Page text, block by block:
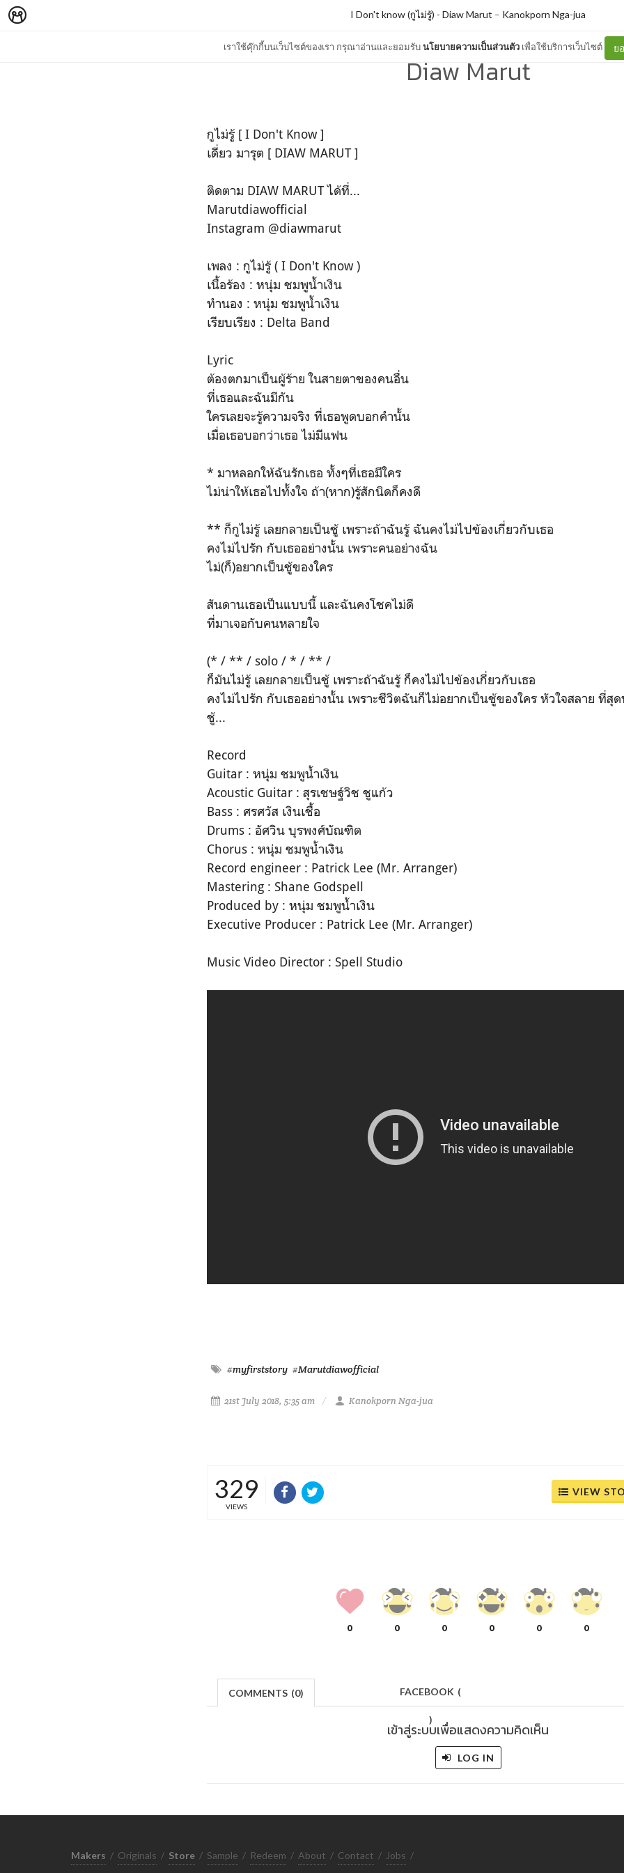
เราใช้คุ๊กกี้บนเว็บไซต์ของเรา กรุณาอ่านและยอมรับนโยบายความเป็นส่วนตัว เพื่อใช้บริการเว็บไซต์ ย
I Don't know (กูไม่รู้) - Diaw Marut – Kanokporn Nga-jua
Diaw Marut
กูไม่รู้ [ I Don't Know ]
เดี่ยว มารุต [ DIAW MARUT ]
ติดตาม​ DIAW​ MARUT​ ได้ที่...
Marutdiawofficial
Instagram @diawmarut​
เพลง​ : กูไม่รู้ ( I​ Don't​ Know​ )​
เนื้อร้อง​ : หนุ่ม​ ชมพู​น้ำ​เงิน​
ทำนอง​ : หนุ่ม​ ชมพู​น้ำ​เงิน​
เรียบเรียง​ : Delta​ Band
Lyric
ต้องตกมาเป็นผู้ร้าย​ ในสายตาของคนอื่น
ที่เธอและฉันมีกัน
ใครเลยจะรู้ความจริง​ ที่เธอพูดบอกคำนั้น
เมื่อเธอบอกว่าเธอ ไม่มีแฟน
* มาหลอกให้ฉันรักเธอ​ ทั้งๆที่เธอมีใคร
ไม่น่าให้เธอไปทั้งใจ​ ถ้า(หาก)รู้สักนิดก็คงดี
** ก็กูไม่รู้​ เลยกลายเป็นชู้​ เพราะถ้าฉันรู้​ ฉันคงไม่ไปข้องเกี่ยวกับเธอ​
คงไม่ไปรัก​ กับเธออย่างนั้น​ เพราะคนอย่างฉัน
ไม่(ก็)อยากเป็นชู้ของใคร
สันดานเธอเป็นแบบนี้ และฉันคงโชคไม่ดี
ที่มาเจอกับคนหลายใจ
(* / ** / solo / * / ** /
ก็มันไม่รู้​ เลยกลายเป็นชู้​ เพราะถ้าฉันรู้ ก็คงไม่ไปข้องเกี่ยวกับเธอ
คงไม่ไปรัก กับเธออย่างนั้น เพราะชีวิตฉันก็ไม่อยากเป็นชู้ของใคร​ หัวใจสลาย ที่สุ
ชู้...
Record​
Guitar​ : หนุ่ม​ ชมพูน้ำเงิน
Acoustic Guitar​ : สุรเชษฐ์วิช ชูแก้ว
Bass : ศรศวัส​ เงินเชื้อ​
Drum​s : อัศวิน บุรพงศ์บัณฑิต
Chorus​ : หนุ่ม​ ชมพู​น้ำ​เงิน
Record​ engineer : Patrick Lee (Mr.​ Arranger)​
Mastering : Shane Godspell
Produced​ by​ : หนุ่ม​ ชมพู​น้ำ​เงิน​
Executive Producer : Patrick Lee (Mr.​ Arranger)​
Music​ Video​ Director : Spell Studio​
#myfirststory #Marutdiawofficial
21st July 2018, 5:35 am Kanokporn Nga-jua
329
VIEWS
VIEW
0 0 0 0 0 0
COMMENTS (0) FACEBOOK (
)
เข้าสู่ระบบเพื่อแสดงความคิดเห็น
LOG IN
Makers / Originals / Store / Sample / Redeem / About / Contact / Jobs /